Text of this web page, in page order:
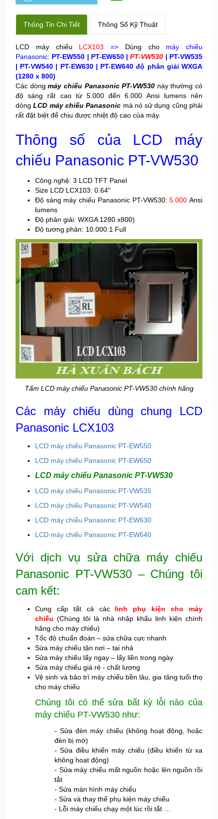
Thông Tin Chi Tiết Thông Số Kỹ Thuật
LCD máy chiếu LCX103 => Dùng cho máy chiếu
Panasonic: PT-EW550 | PT-EW650 |PT-VW530 | PT-VW535
| PT-VW540 | PT-EW630 | PT-EW640 độ phân giải WXGA
(1280 x 800)
Các dòngmáy chiếu Panasonic PT-VW530 này thường có
độ sáng rất cao từ 5.000 đến 6.000 Ansi lumens nên
dòngLCD máy chiếu Panasonic mà nó sử dụng cũng phải
rất đặt biệt để chịu được nhiệt độ cao của máy.
Thông số của LCD máy
chiếu Panasonic PT-VW530
Công nghệ: 3 LCD TFT Panel
Size LCD LCX103: 0.64"
Độ sáng máy chiếu Panasonic PT-VW530:5.000 Ansi
lumens
Độ phân giải: WXGA 1280 x800)
Độ tương phản: 10.000:1 Full
Tấm LCD máy chiếu Panasonic PT-VW530 chính hãng
Các máy chiếu dùng chung LCD
Panasonic LCX103
LCD máy chiếu Panasonic PT-EW550
LCD máy chiếu Panasonic PT-EW650
LCD máy chiếu Panasonic PT-VW530
LCD máy chiếu Panasonic PT-VW535
LCD máy chiếu Panasonic PT-VW540
LCD máy chiếu Panasonic PT-EW630
LCD máy chiếu Panasonic PT-EW640
Với dịch vụ sửa chữa máy chiếu
Panasonic PT-VW530 – Chúng tôi
cam kết:
Cung cấp tất cả các linh phụ kiện cho máy
chiếu (Chúng tôi là nhà nhập khẩu linh kiện chính
hãng cho máy chiếu)
Tốc độ chuẩn đoán – sửa chữa cực nhanh
Sửa máy chiếu tận nơi – tại nhà
Sửa máy chiếu lấy ngay – lấy liền trong ngày
Sửa máy chiếu giá rẻ - chất lượng
Vệ sinh và bảo trì máy chiếu bền lâu, gia tăng tuổi thọ
cho máy chiếu
Chúng tôi có thể sửa bất kỳ lỗi nào của
máy chiếu PT-VW530 như:
- Sửa đèn máy chiếu (không hoạt động, hoặc
đèn bị mờ)
- Sửa điều khiển máy chiếu (điều khiển từ xa
không hoạt động)
- Sửa máy chiếu mất nguồn hoặc lên nguồn rồi
tắt
- Sửa màn hình máy chiếu
- Sửa và thay thế phụ kiện máy chiếu
- Lỗi máy chiếu chạy một lúc rồi tắt …